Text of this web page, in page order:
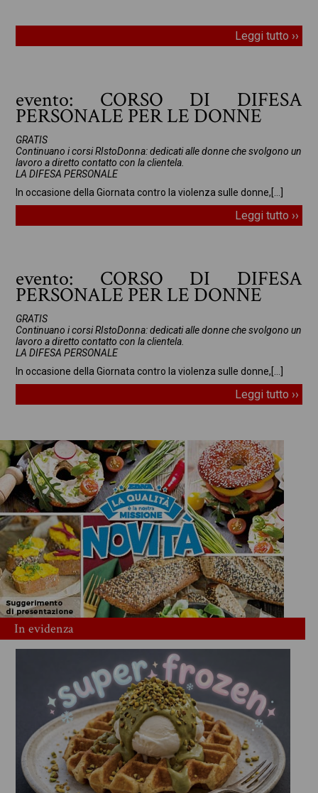
Leggi tutto ››
evento: CORSO DI DIFESA
PERSONALE PER LE DONNE
GRATIS
Continuano i corsi RIstoDonna: dedicati alle donne che svolgono un
lavoro a diretto contatto con la clientela.
LA DIFESA PERSONALE
In occasione della Giornata contro la violenza sulle donne,[…]
Leggi tutto ››
evento: CORSO DI DIFESA
PERSONALE PER LE DONNE
GRATIS
Continuano i corsi RIstoDonna: dedicati alle donne che svolgono un
lavoro a diretto contatto con la clientela.
LA DIFESA PERSONALE
In occasione della Giornata contro la violenza sulle donne, […]
Leggi tutto ››
In evidenza